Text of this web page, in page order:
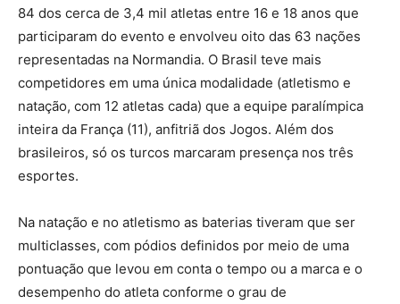
84 dos cerca de 3,4 mil atletas entre 16 e 18 anos que
participaram do evento e envolveu oito das 63 nações
representadas na Normandia. O Brasil teve mais
competidores em uma única modalidade (atletismo e
natação, com 12 atletas cada) que a equipe paralímpica
inteira da França (11), anfitriã dos Jogos. Além dos
brasileiros, só os turcos marcaram presença nos três
esportes.
Na natação e no atletismo as baterias tiveram que ser
multiclasses, com pódios definidos por meio de uma
pontuação que levou em conta o tempo ou a marca e o
desempenho do atleta conforme o grau de